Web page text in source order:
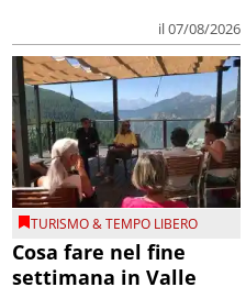
il 07/08/2026
TURISMO & TEMPO LIBERO
Cosa fare nel fine
settimana in Valle